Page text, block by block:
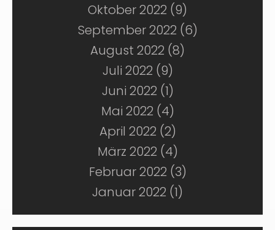
Oktober 2022 (9)
September 2022 (6)
August 2022 (8)
Juli 2022 (9)
Juni 2022 (1)
Mai 2022 (4)
April 2022 (2)
März 2022 (4)
Februar 2022 (3)
Januar 2022 (1)